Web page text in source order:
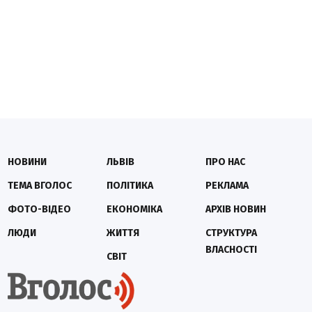
НОВИНИ
ТЕМА ВГОЛОС
ФОТО-ВІДЕО
ЛЮДИ
ЛЬВІВ
ПОЛІТИКА
ЕКОНОМІКА
ЖИТТЯ
СВІТ
ПРО НАС
РЕКЛАМА
АРХІВ НОВИН
СТРУКТУРА
ВЛАСНОСТІ